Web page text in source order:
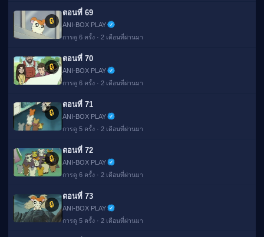
🔒
ตอนที่ 69
ANI-BOX PLAY
การดู 6 ครั้ง · 2 เดือนที่ผ่านมา
🔒
ตอนที่ 70
ANI-BOX PLAY
การดู 6 ครั้ง · 2 เดือนที่ผ่านมา
🔒
ตอนที่ 71
ANI-BOX PLAY
การดู 5 ครั้ง · 2 เดือนที่ผ่านมา
🔒
ตอนที่ 72
ANI-BOX PLAY
การดู 6 ครั้ง · 2 เดือนที่ผ่านมา
🔒
ตอนที่ 73
ANI-BOX PLAY
การดู 5 ครั้ง · 2 เดือนที่ผ่านมา